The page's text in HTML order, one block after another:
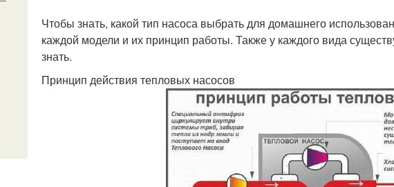
Чтобы знать, какой тип насоса выбрать для домашнего
каждой модели и их принцип работы. Также у каждого вида
знать.
Принцип действия тепловых насосов